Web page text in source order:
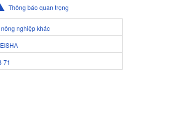
Thông báo quan trọng
nghiệp khác
71